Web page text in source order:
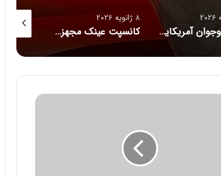
مرگ نوجوان آمریکایی پس از دریافت توصیه‌های خطرناک از ChatGPT
8 ژانویه 2026
کانسپت عینک مجهز به هوش مصنوعی رونمایی شد